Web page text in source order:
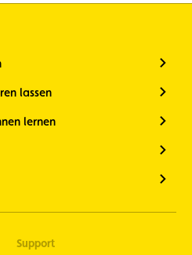
lassen
lernen
Support